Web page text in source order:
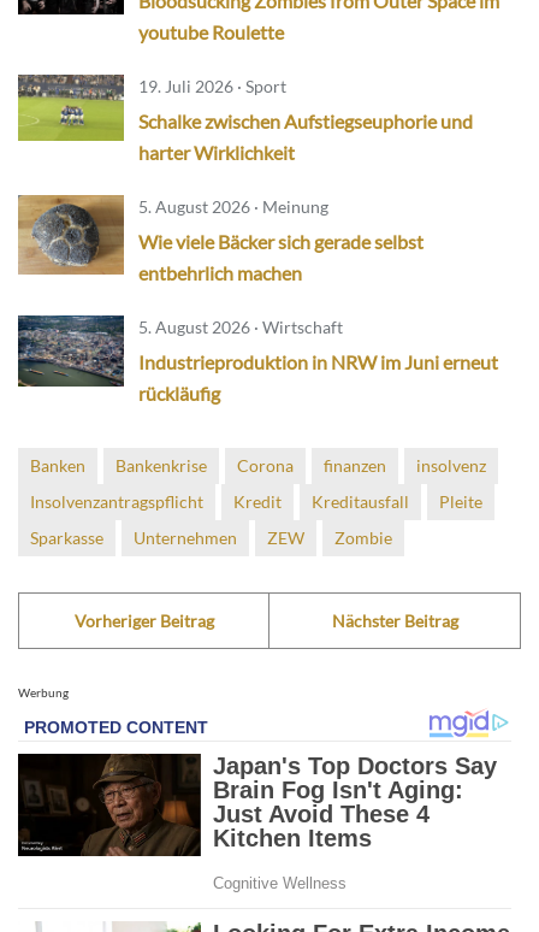
youtube Roulette
19. Juli 2026 · Sport
Schalke zwischen Aufstiegseuphorie und
harter Wirklichkeit
5. August 2026 · Meinung
Wie viele Bäcker sich gerade selbst
entbehrlich machen
5. August 2026 · Wirtschaft
Industrieproduktion in NRW im Juni erneut
rückläufig
Banken Bankenkrise Corona finanzen
insolvenz
Insolvenzantragspflicht
Kredit Kreditausfall
Pleite
Sparkasse
Unternehmen ZEW Zombie
Vorheriger Beitrag Nächster Beitrag
Werbung